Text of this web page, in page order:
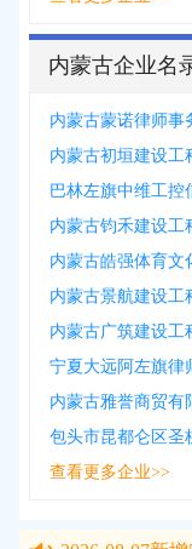
内蒙古企业名
内蒙古蒙诺律师事
内蒙古初垣建设工
巴林左旗中维工控
内蒙古钧禾建设工
内蒙古皓强体育文
内蒙古景航建设工
内蒙古广筑建设工
宁夏大远阿左旗律
内蒙古雅誉商贸有
包头市昆都仑区圣
查看更多企业>>
2026-08-07新增